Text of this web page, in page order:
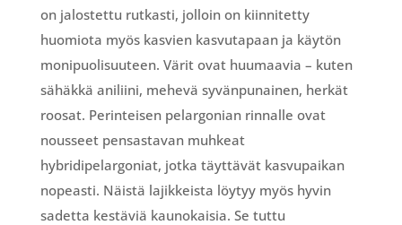
on jalostettu rutkasti, jolloin on kiinnitetty
huomiota myös kasvien kasvutapaan ja käytön
monipuolisuuteen. Värit ovat huumaavia – kuten
sähäkkä aniliini, mehevä syvänpunainen, herkät
roosat. Perinteisen pelargonian rinnalle ovat
nousseet pensastavan muhkeat
hybridipelargoniat, jotka täyttävät kasvupaikan
nopeasti. Näistä lajikkeista löytyy myös hyvin
sadetta kestäviä kaunokaisia. Se tuttu